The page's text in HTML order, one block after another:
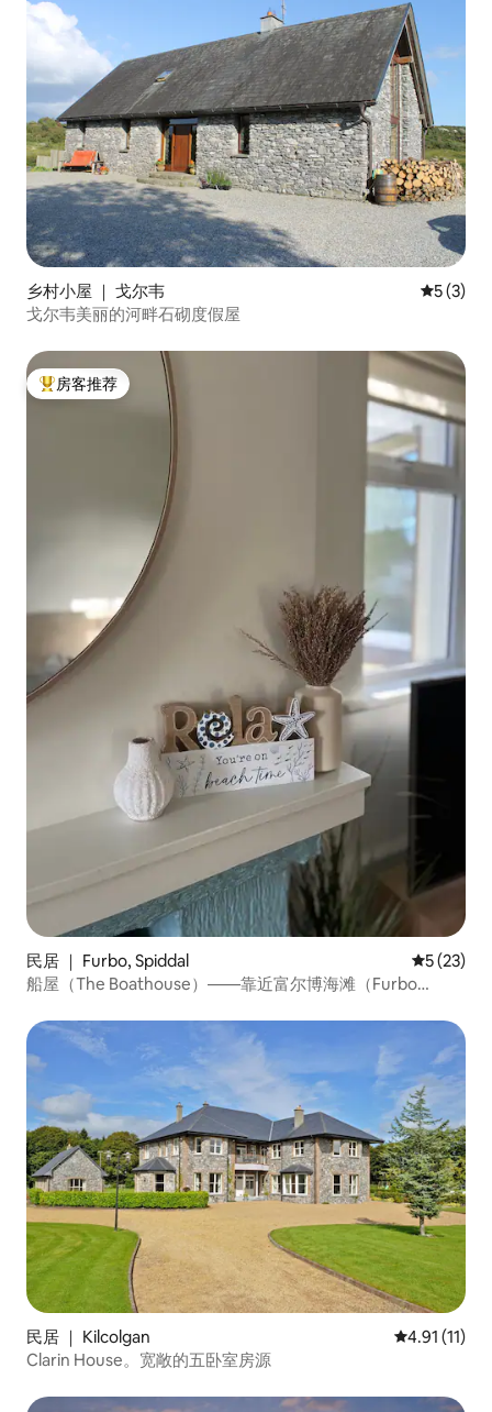
乡村小屋 ｜ 戈尔韦 平均评分
5 (3)
戈尔韦美丽的河畔石砌度假屋
热门「房客推荐」
房客推荐
民居 ｜ Furbo, Spiddal 平均评分
5 (23)
船屋（The Boathouse）——靠近富尔博海滩（Furbo
民居 ｜ Kilcolgan 平均评分
4.91 (11)
Clarin House。宽敞的五卧室房源